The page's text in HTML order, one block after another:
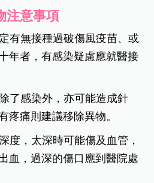
注意事項
有無接種過破傷風疫苗、或
年者，有感染疑慮應就醫接
了感染外，亦可能造成針
疼痛則建議移除異物。
度，太深時可能傷及血管，
血，過深的傷口應到醫院處